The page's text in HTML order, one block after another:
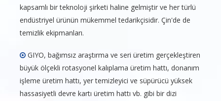
kapsamlı bir teknoloji şirketi haline gelmiştir ve her türlü
endüstriyel ürünün mükemmel tedarikçisidir. Çin'de de
temizlik ekipmanları.
 GIYO, bağımsız araştırma ve seri üretim gerçekleştiren
büyük ölçekli rotasyonel kalıplama üretim hattı, donanım
işleme üretim hattı, yer temizleyici ve süpürücü yüksek
hassasiyetli devre kartı üretim hattı vb. gibi bir dizi